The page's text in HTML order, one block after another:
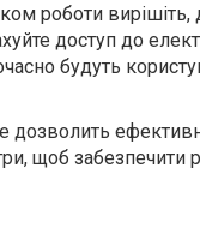
роботи вирішіть,
доступ до
будуть
дозволить
щоб забезпечити